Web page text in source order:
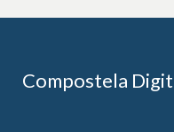
Compostela